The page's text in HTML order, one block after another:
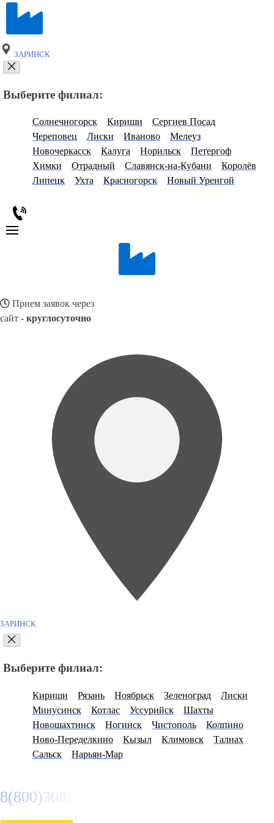
ЗАРИНСК
Выберите филиал:
Солнечногорск Кириши
Сергиев Посад
Череповец
Лиски Иваново
Мелеуз
Новочеркасск
Калуга Норильск
Петергоф
Химки
Отрадный Славянск-на-Кубани
Королёв
Липецк
Ухта Красногорск Новый Уренгой
Прием заявок через
сайт - круглосуточно
ЗАРИНСК
Выберите филиал:
Кириши Рязань Ноябрьск Зеленоград
Лиски
Минусинск
Котлас Уссурийск
Шахты
Новошахтинск
Ногинск Чистополь
Колпино
Ново-Переделкино
Кызыл Климовск
Талнах
Сальск
Нарьян-Мар
8(800)3085303